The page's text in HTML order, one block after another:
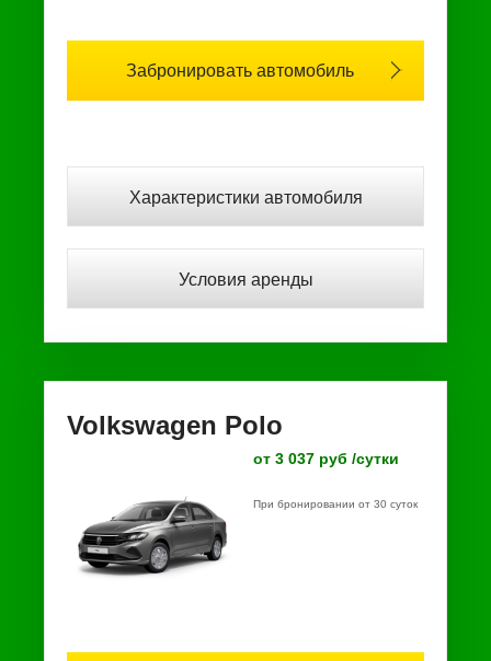
Забронировать автомобиль
Характеристики автомобиля
Условия аренды
Volkswagen Polo
от 3 037 руб /сутки
При бронировании от 30 суток